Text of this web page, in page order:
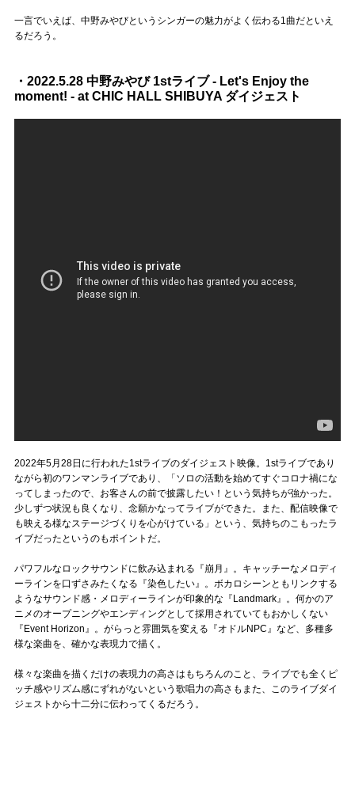
一言でいえば、中野みやびというシンガーの魅力がよく伝わる1曲だといえ
るだろう。
・2022.5.28 中野みやび 1stライブ - Let's Enjoy the
moment! - at CHIC HALL SHIBUYA ダイジェスト
2022年5月28日に行われた1stライブのダイジェスト映像。1stライブであり
ながら初のワンマンライブであり、「ソロの活動を始めてすぐコロナ禍にな
ってしまったので、お客さんの前で披露したい！という気持ちが強かった。
少しずつ状況も良くなり、念願かなってライブができた。また、配信映像で
も映える様なステージづくりを心がけている」という、気持ちのこもったラ
イブだったというのもポイントだ。
パワフルなロックサウンドに飲み込まれる『崩月』。キャッチーなメロディ
ーラインを口ずさみたくなる『染色したい』。ボカロシーンともリンクする
ようなサウンド感・メロディーラインが印象的な『Landmark』。何かのア
ニメのオープニングやエンディングとして採用されていてもおかしくない
『Event Horizon』。がらっと雰囲気を変える『オドルNPC』など、多種多
様な楽曲を、確かな表現力で描く。
様々な楽曲を描くだけの表現力の高さはもちろんのこと、ライブでも全くピ
ッチ感やリズム感にずれがないという歌唱力の高さもまた、このライブダイ
ジェストから十二分に伝わってくるだろう。